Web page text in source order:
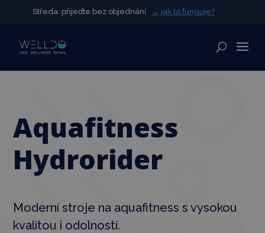
Aquafitness
Hydrorider
Moderní stroje na aquafitness s vysokou
kvalitou i odolností.
Středa: přijeďte bez objednání → jak to funguje?
Středa: přijeďte bez objednání → jak to funguje?